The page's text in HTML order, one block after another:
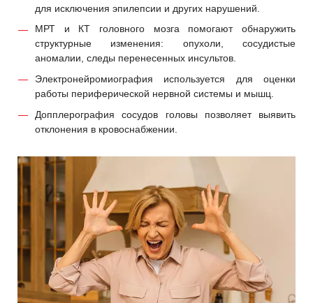
для исключения эпилепсии и других нарушений.
МРТ и КТ головного мозга помогают обнаружить
структурные изменения: опухоли, сосудистые
аномалии, следы перенесенных инсультов.
Электронейромиография используется для оценки
работы периферической нервной системы и мышц.
Допплерография сосудов головы позволяет выявить
отклонения в кровоснабжении.